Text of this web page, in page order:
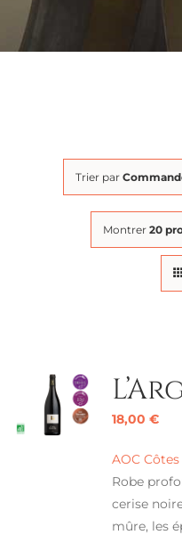
Trier par
Montrer 20
18,00 €
AOC
Robe
cerise
mûre, les